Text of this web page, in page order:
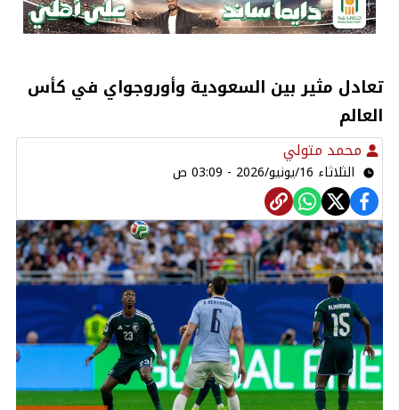
تعادل مثير بين السعودية وأوروجواي في كأس
العالم
محمد متولي
الثلاثاء 16/يونيو/2026 - 03:09 ص